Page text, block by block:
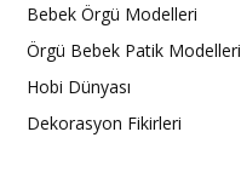
Bebek Örgü Modelleri
Örgü Bebek Patik Modelleri
Hobi Dünyası
Dekorasyon Fikirleri